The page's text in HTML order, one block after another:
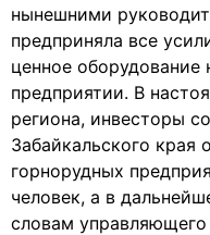
нынешними
предприняла все
ценное
предприятии. В
региона, инвесторы
Забайкальского края
горнорудных
человек, а в
словам